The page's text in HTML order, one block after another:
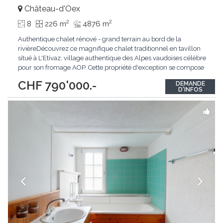
CHF 790'000.-
Château-d'Oex
8 226 m2 4876 m2
Authentique chalet rénové - grand terrain au bord de la
rivièreDécouvrez ce magnifique chalet traditionnel en tavillon
situé à L'Etivaz, village authentique des Alpes vaudoises célèbre
pour son fromage AOP. Cette propriété d'exception se compose
entièrement aménagé comprenant bureau, buanderie et
carnotzet.Le chalet bénéficie...
DEMANDE
D'INFOS